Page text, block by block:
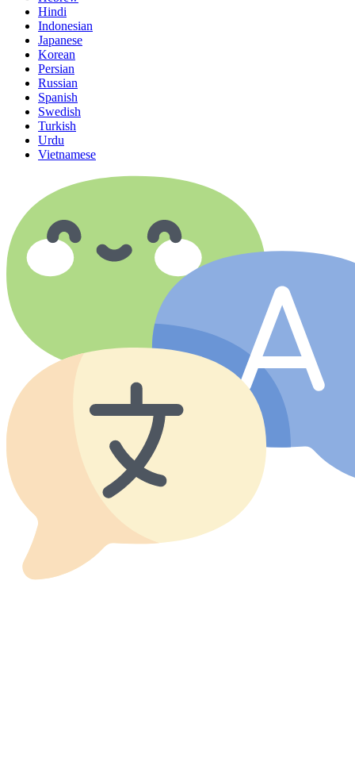
Hindi
Indonesian
Japanese
Korean
Persian
Russian
Spanish
Swedish
Turkish
Urdu
Vietnamese